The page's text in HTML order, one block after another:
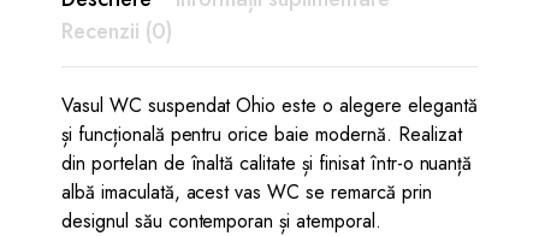
Recenzii (0)
Vasul WC suspendat Ohio este o alegere elegantă
și funcțională pentru orice baie modernă. Realizat
din portelan de înaltă calitate și finisat într-o nuanță
albă imaculată, acest vas WC se remarcă prin
designul său contemporan și atemporal.